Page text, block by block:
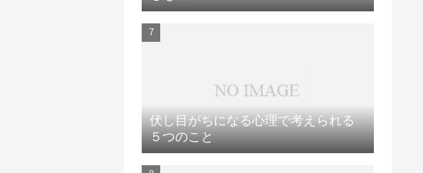
伏し目がちになる心理で考えられる
５つのこと